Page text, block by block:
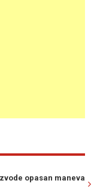
opasan manevar